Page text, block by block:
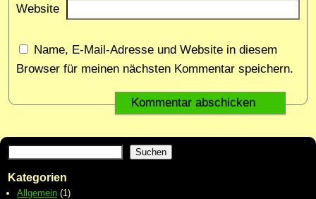
Website
Name, E-Mail-Adresse und Website in diesem
Browser für meinen nächsten Kommentar speichern.
Suchen
Kategorien
Allgemein (1)